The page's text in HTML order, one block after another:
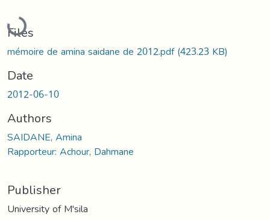
Loading...
Files
mémoire de amina saidane de 2012.pdf(423.23 KB)
Date
2012-06-10
Authors
SAIDANE, Amina
Rapporteur: Achour, Dahmane
Publisher
University of M'sila